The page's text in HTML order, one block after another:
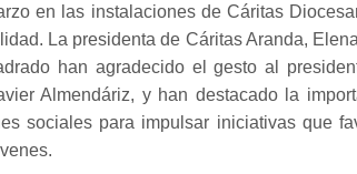
en las instalaciones de Cáritas
La presidenta de Cáritas Aranda,
han agradecido el gesto al
Almendáriz, y han destacado la
sociales para impulsar iniciativas que